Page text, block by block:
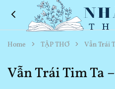
Nhất
Lang
Quán
Thơ
Hay
Cuộc
Sống
Home TẬP THƠ Vẫn Trái
Vẫn Trái Tim Ta